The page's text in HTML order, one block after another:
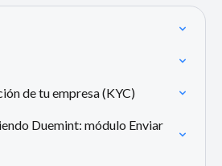
de tu empresa (KYC)
Duemint: módulo Enviar